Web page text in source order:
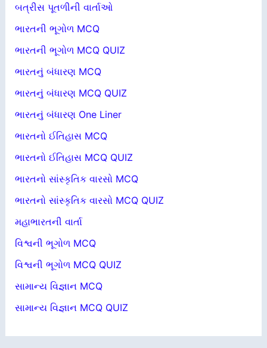
બત્રીસ પૂતળીની વાર્તાઓ
ભારતની ભૂગોળ MCQ
ભારતની ભૂગોળ MCQ QUIZ
ભારતનું બંધારણ MCQ
ભારતનું બંધારણ MCQ QUIZ
ભારતનું બંધારણ One Liner
ભારતનો ઈતિહાસ MCQ
ભારતનો ઈતિહાસ MCQ QUIZ
ભારતનો સાંસ્કૃતિક વારસો MCQ
ભારતનો સાંસ્કૃતિક વારસો MCQ QUIZ
મહાભારતની વાર્તા
વિશ્વની ભૂગોળ MCQ
વિશ્વની ભૂગોળ MCQ QUIZ
સામાન્ય વિજ્ઞાન MCQ
સામાન્ય વિજ્ઞાન MCQ QUIZ